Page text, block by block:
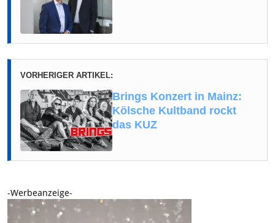
VORHERIGER ARTIKEL:
Brings Konzert in Mainz:
Kölsche Kultband rockt
das KUZ
-Werbeanzeige-